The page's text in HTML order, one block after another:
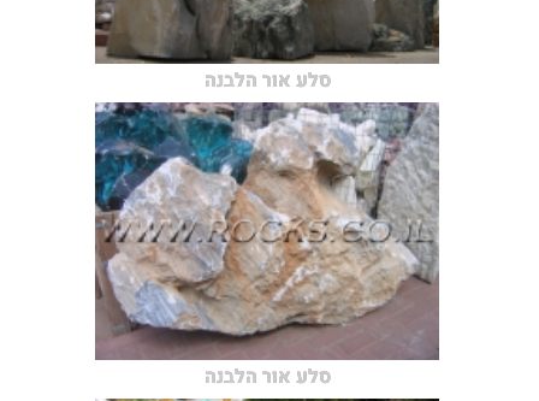
סלע אור הלבנה
סלע אור הלבנה